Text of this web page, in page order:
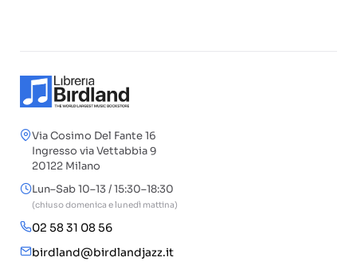
Via Cosimo Del Fante 16
Ingresso via Vettabbia 9
20122 Milano
Lun–Sab 10–13 / 15:30–18:30
(chiuso domenica e lunedì mattina)
02 58 31 08 56
birdland@birdlandjazz.it